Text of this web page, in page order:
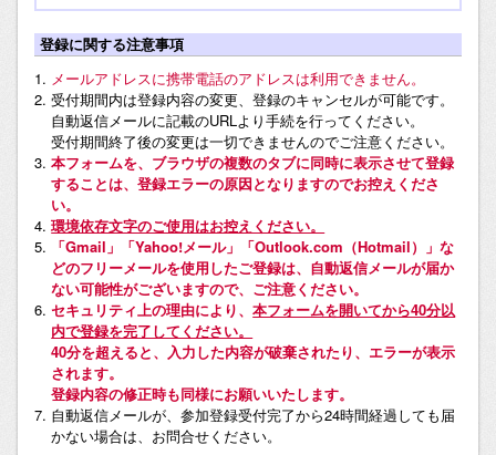
登録に関する注意事項
メールアドレスに携帯電話のアドレスは利用できません。
受付期間内は登録内容の変更、登録のキャンセルが可能です。
自動返信メールに記載のURLより手続を行ってください。
受付期間終了後の変更は一切できませんのでご注意ください。
本フォームを、ブラウザの複数のタブに同時に表示させて登録
することは、登録エラーの原因となりますのでお控えくださ
い。
環境依存文字のご使用はお控えください。
「Gmail」「Yahoo!メール」「Outlook.com（Hotmail）」な
どのフリーメールを使用したご登録は、自動返信メールが届か
ない可能性がございますので、ご注意ください。
セキュリティ上の理由により、本フォームを開いてから40分以
内で登録を完了してください。
40分を超えると、入力した内容が破棄されたり、エラーが表示
されます。
登録内容の修正時も同様にお願いいたします。
自動返信メールが、参加登録受付完了から24時間経過しても届
かない場合は、お問合せください。